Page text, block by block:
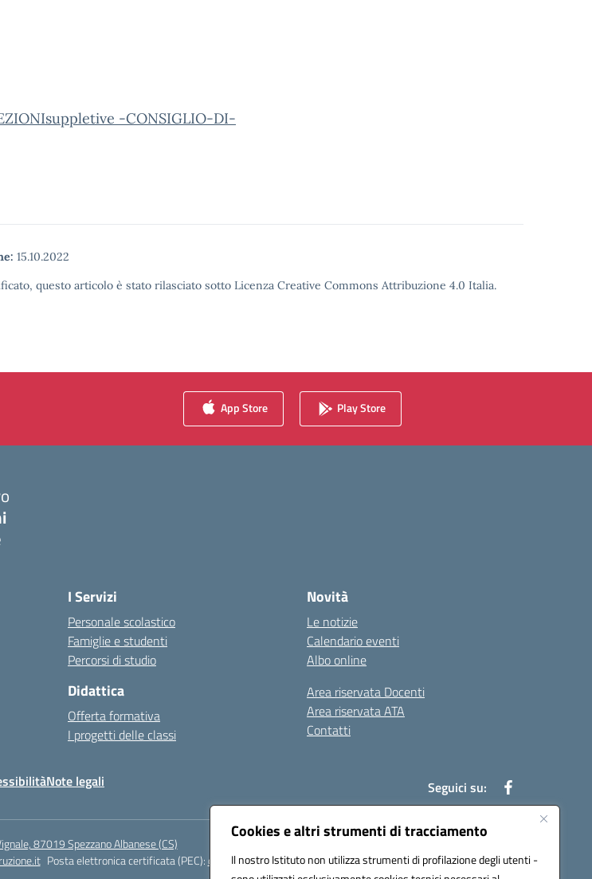
Cookies e altri strumenti di tracciamento
Il nostro Istituto non utilizza strumenti di profilazione degli utenti -
-CONSIGLIO-DI-
15.10.2022
questo articolo è stato rilasciato sotto Licenza Creative Commons Attribuzione 4.0 Italia.
App Store Play Store
I Servizi
Personale scolastico
Famiglie e studenti
Percorsi di studio
Didattica
Offerta formativa
I progetti delle classi
Novità
Le notizie
Calendario eventi
Albo online
Area riservata Docenti
Area riservata ATA
Contatti
Note legali Seguici su:
87019 Spezzano Albanese (CS)
Posta elettronica certificata (PEC):csic878003@pec.istruzione.it